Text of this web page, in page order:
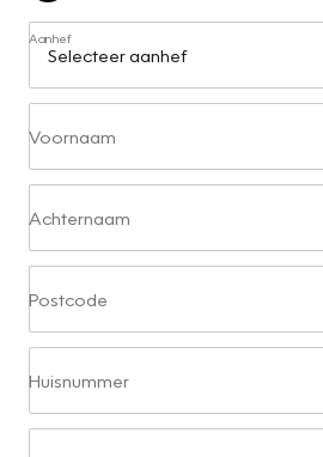
Aanhef
Voornaam
Achternaam
Postcode
Huisnummer